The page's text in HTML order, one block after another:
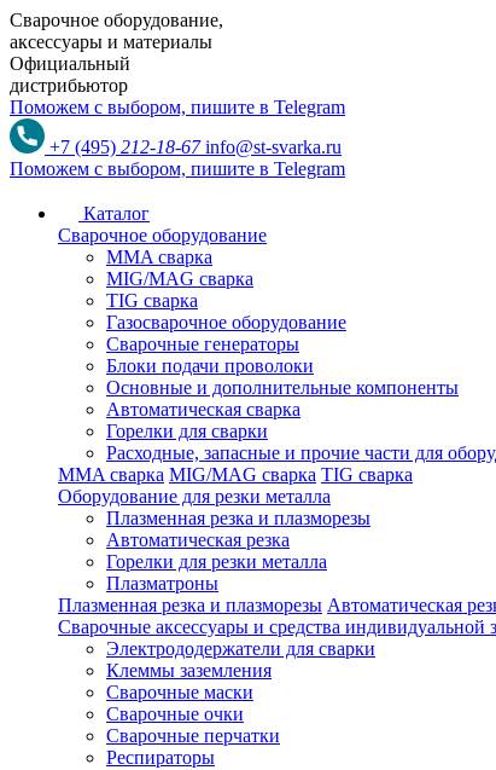
Сварочное оборудование,
аксессуары и материалы
Официальный
дистрибьютор
Поможем с выбором, пишите в Telegram
+7 (495) 212-18-67 info@st-svarka.ru
Поможем с выбором, пишите в Telegram
Каталог
Сварочное оборудование
MMA сварка
MIG/MAG сварка
TIG сварка
Газосварочное оборудование
Сварочные генераторы
Блоки подачи проволоки
Основные и дополнительные компоненты
Автоматическая сварка
Горелки для сварки
Расходные, запасные и прочие части для
MMA сварка MIG/MAG сварка TIG сварка
Оборудование для резки металла
Плазменная резка и плазморезы
Автоматическая резка
Горелки для резки металла
Плазматроны
Плазменная резка и плазморезы Автоматическая
Сварочные аксессуары и средства индивидуальной
Электрододержатели для сварки
Клеммы заземления
Сварочные маски
Сварочные очки
Сварочные перчатки
Респираторы